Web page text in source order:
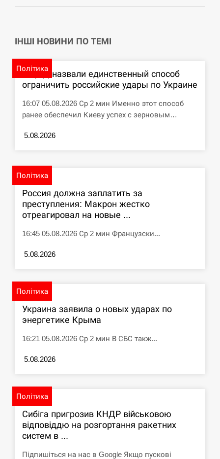
почта”: что известно об…
СЕРПЕНЬ
11:40
У зоопарку Токіо через спеку загинули три
левиці
СЕРПЕНЬ
11:23
ЩЕ...
ІНШІ НОВИНИ ПО ТЕМІ
Політика
В ЦПД назвали единственный способ
ограничить российские удары по Украине
16:07 05.08.2026 Ср 2 мин Именно этот способ
ранее обеспечил Киеву успех с зерновым…
5.08.2026
Політика
Россия должна заплатить за
преступления: Макрон жестко
отреагировал на новые ...
16:45 05.08.2026 Ср 2 мин Французски...
5.08.2026
Політика
Украина заявила о новых ударах по
энергетике Крыма
16:21 05.08.2026 Ср 2 мин В СБС такж...
5.08.2026
Політика
Сибіга пригрозив КНДР військовою
відповіддю на розгортання ракетних
систем в ...
Підпишіться на нас в Google Якщо пускові